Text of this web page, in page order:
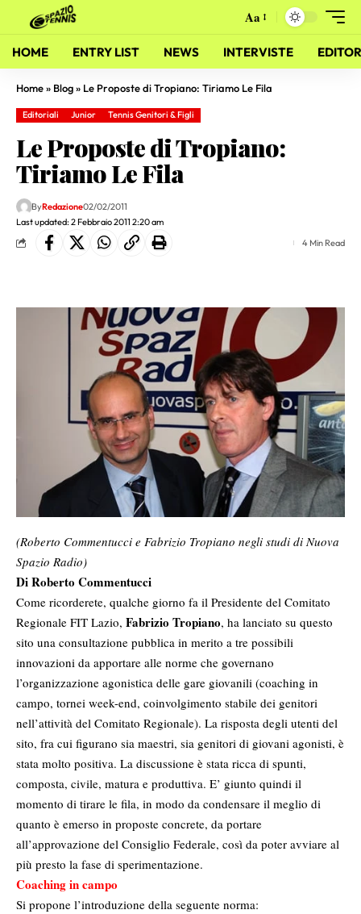
Aa
HOME ENTRY LIST NEWS INTERVISTE
Home» Blog» Le Proposte di Tropiano: Tiriamo Le Fila
Editoriali Junior Tennis Genitori & Figli
Le Proposte di Tropiano:
Tiriamo Le Fila
Last updated: 2 Febbraio 2011 2:20 am
ByRedazione02/02/2011
4 Min Read
(Roberto Commentucci e Fabrizio Tropiano negli studi di Nuova
Spazio Radio)
Di Roberto Commentucci
Come ricorderete, qualche giorno fa il Presidente del Comitato
Regionale FIT Lazio, Fabrizio Tropiano, ha lanciato su questo
sito una consultazione pubblica in merito a tre possibili
innovazioni da apportare alle norme che governano
l’organizzazione agonistica delle gare giovanili (coaching in
campo, tornei week-end, coinvolgimento stabile dei genitori
nell’attività del Comitato Regionale). La risposta degli utenti del
sito, fra cui figurano sia maestri, sia genitori di giovani agonisti, è
stata molto positiva. La discussione è stata ricca di spunti,
composta, civile, matura e produttiva. E’ giunto quindi il
momento di tirare le fila, in modo da condensare il meglio di
quanto è emerso in proposte concrete, da portare
all’approvazione del Consiglio Federale, così da poter avviare al
più presto la fase di sperimentazione.
Coaching in campo
Si propone l’introduzione della seguente norma: